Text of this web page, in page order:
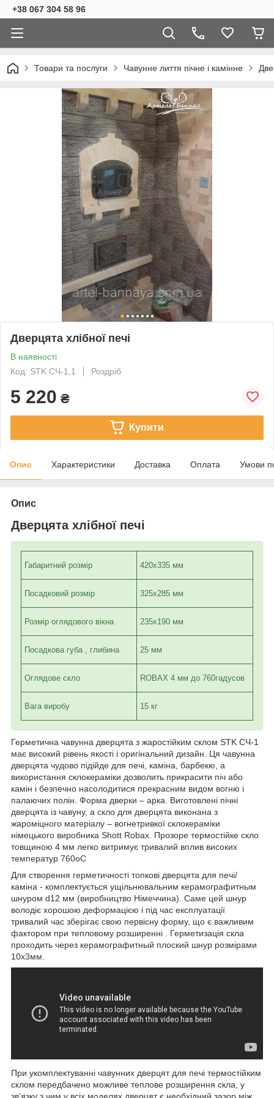
+38 067 304 58 96
Товари та послуги Чавунне лиття пічне і камінне
Дверцята хлібної печі
В наявності
Код: STK CЧ-1,1
Роздріб
5 220 ₴
Купити
Опис Характеристики Доставка Оплата Умови
Опис
Дверцята хлібної печі
Габаритний розмір 420х335 мм
Посадковий розмір 325х285 мм
Розмір оглядового вікна 235х190 мм
Посадкова губа , глибина 25 мм
Оглядове скло ROBAX 4 мм до 760гадусов
Вага виробу 15 кг
Герметична чавунна дверцята з жаростійким склом STK СЧ-1
має високий рівень якості і оригінальний дизайн. Ця чавунна
дверцята чудово підійде для печі, каміна, барбекю, а
використання склокераміки дозволить прикрасити піч або
камін і безпечно насолодитися прекрасним видом вогню і
палаючих полін. Форма дверки – арка. Виготовлені пічні
дверцята із чавуну, а скло для дверцята виконана з
жароміцного матеріалу – вогнетривкої склокераміки
німецького виробника Shott Robax. Прозоре термостійке скло
товщиною 4 мм легко витримує тривалий вплив високих
температур 760оС
Для створення герметичності топкові дверцята для печі/
каміна - комплектується ущільнювальним керамографитным
шнуром d12 мм (виробництво Німеччина). Саме цей шнур
володіє хорошою деформацією і під час експлуатації
тривалий час зберігає свою первісну форму, що є важливим
фактором при тепловому розширенні . Герметизація скла
проходить через керамографитный плоский шнур розмірами
10х3мм.
При укомплектуванні чавунних дверцят для печі термостійким
склом передбачено можливе теплове розширення скла, у